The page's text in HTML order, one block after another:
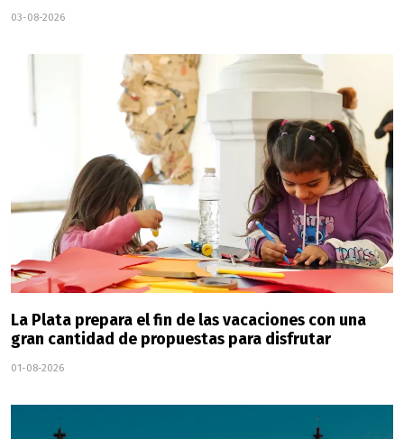
03-08-2026
La Plata prepara el fin de las vacaciones con una
gran cantidad de propuestas para disfrutar
01-08-2026